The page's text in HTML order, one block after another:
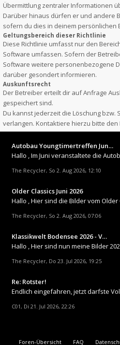
Übermittlung zentraler Informationen
Darüber hinaus dürfen er und andere
sofern du dies in deinem persönlichen
Geltungsbereich dieser Richtlinie
Diese Richtlinie umfasst nur den
Software umfassen. Sofern der
Software weitere personenbezogene
darüber gesondert informieren.
Auskunftsrecht
Der Betreiber erteilt dir auf Anfrage
gespeichert sind.
Du kannst jederzeit die Löschung bzw.
verlangen. Kontaktiere hierzu bitte den
Autobau Youngtimertreffen Jun…
The Recycler, So 2. Aug 2026, 12:10
Older Classics Juni 2026
The Recycler, So 2. Aug 2026, 07:06
Klassikwelt Bodensee 2026 - V…
The Recycler, Do 23. Jul 2026, 19:25
Re: Rotster!
Endlich eingefahren, jetzt darfste
C01, Di 21. Jul 2026, 22:26
Foren-Übersicht FAQ